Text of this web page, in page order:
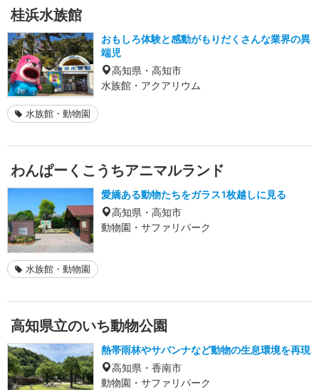
桂浜水族館
おもしろ体験と感動がもりだくさんな業界の異
端児
高知県・高知市
水族館・アクアリウム
水族館・動物園
わんぱーくこうちアニマルランド
愛嬌ある動物たちをガラス1枚越しに見る
高知県・高知市
動物園・サファリパーク
水族館・動物園
高知県立のいち動物公園
熱帯雨林やサバンナなど動物の生息環境を再現
高知県・香南市
動物園・サファリパーク